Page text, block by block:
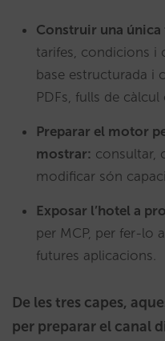
Construir una
tarifes, condicions i
base estructurada i
PDFs, fulls de
Preparar el motor
mostrar: consultar,
modificar són
Exposar l’hotel a
per MCP, per fer-lo
futures aplicacions.
De les tres capes,
per preparar el canal